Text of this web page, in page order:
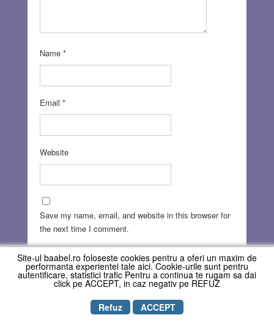
Name *
Email *
Website
Save my name, email, and website in this browser for
the next time I comment.
Copyright © REVISTA BAABEL
Site-ul baabel.ro foloseste cookies pentru a oferi un maxim de
performanta experientei tale aici. Cookie-urile sunt pentru
autentificare, statistici trafic Pentru a continua te rugam sa dai
click pe ACCEPT, in caz negativ pe REFUZ
Refuz
ACCEPT